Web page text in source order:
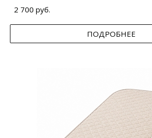
2 700 руб.
ПОДРОБНЕЕ